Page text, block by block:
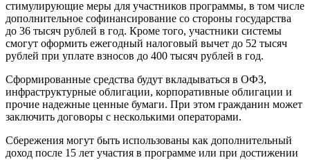
стимулирующие меры для участников программы, в том числе
дополнительное софинансирование со стороны государства
до 36 тысяч рублей в год. Кроме того, участники системы
смогут оформить ежегодный налоговый вычет до 52 тысяч
рублей при уплате взносов до 400 тысяч рублей в год.
Сформированные средства будут вкладываться в ОФЗ,
инфраструктурные облигации, корпоративные облигации и
прочие надежные ценные бумаги. При этом гражданин может
заключить договоры с несколькими операторами.
Сбережения могут быть использованы как дополнительный
доход после 15 лет участия в программе или при достижении